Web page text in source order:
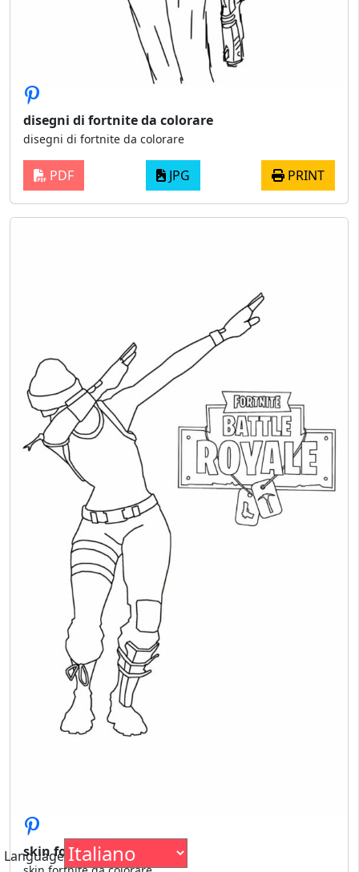
disegni di fortnite da colorare
disegni di fortnite da colorare
PDF JPG PRINT
skin fortnite da colorare
Language